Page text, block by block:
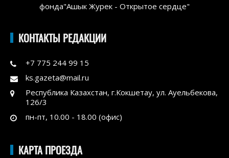
фонда"Ашык Журек - Открытое сердце"
КОНТАКТЫ РЕДАКЦИИ
+7 775 244 99 15
ks.gazeta@mail.ru
Республика Казахстан, г.Кокшетау, ул. Ауельбекова,
126/3
пн-пт, 10.00 - 18.00 (офис)
КАРТА ПРОЕЗДА